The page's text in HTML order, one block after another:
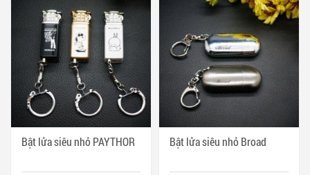
Bật lửa siêu nhỏ PAYTHOR Bật lửa siêu nhỏ Broad